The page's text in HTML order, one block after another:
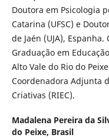
Doutora em Psicologia
Catarina (UFSC) e
de Jaén (UJA),
Graduação em
Alto Vale do Rio do
Coordenadora Adjunta
Criativas (RIEC).
Madalena Pereira da
do Peixe, Brasil